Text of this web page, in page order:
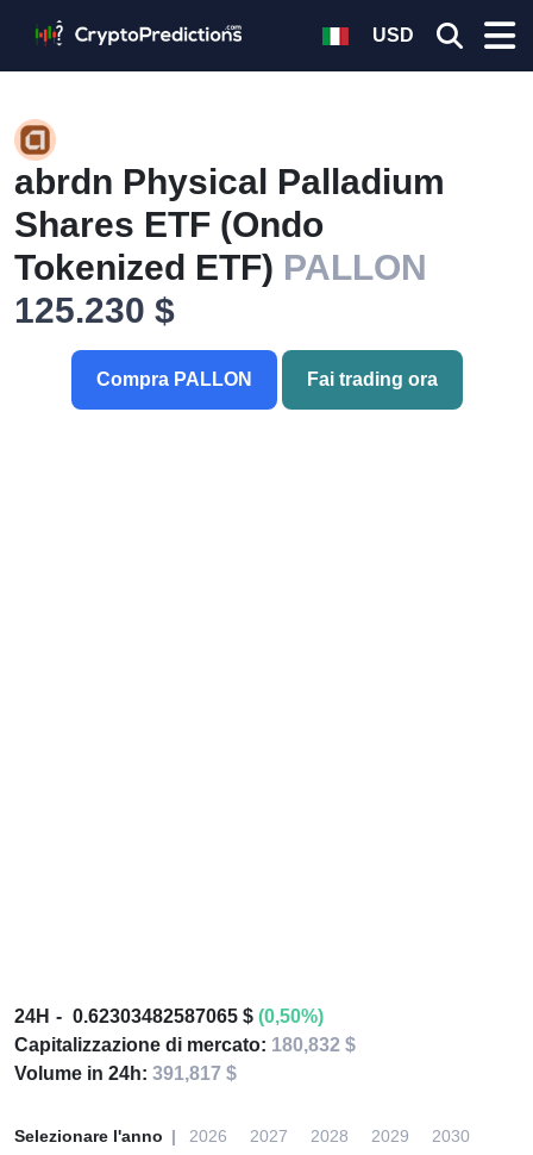
USD
abrdn Physical Palladium
Shares ETF (Ondo
Tokenized ETF) PALLON
125.230 $
Compra PALLON Fai trading ora
24H 0.62303482587065 $ (0,50%)
Capitalizzazione di mercato: 180,832 $
Volume in 24h: 391,817 $
Selezionare l'anno 2026 2027 2028 2029 2030